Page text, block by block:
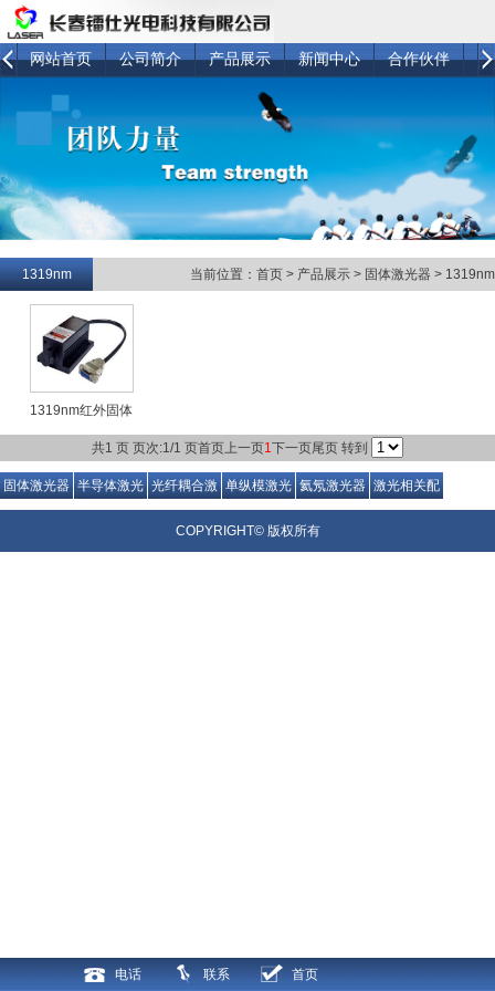
网站首页 公司简介 产品展示 新闻中心 合作伙伴
当前位置： 首页 > 产品展示 > 固体激光器 > 1319nm
1319nm
1319nm红外固体
激光...
共1 页 页次:1/1 页首页 上一页1 下一页尾页 转到
固体激光器 半导体激光
器
光纤耦合激
光器
单纵模激光
器
氦氖激光器 激光相关配
件
COPYRIGHT© 版权所有
电话 联系 首页